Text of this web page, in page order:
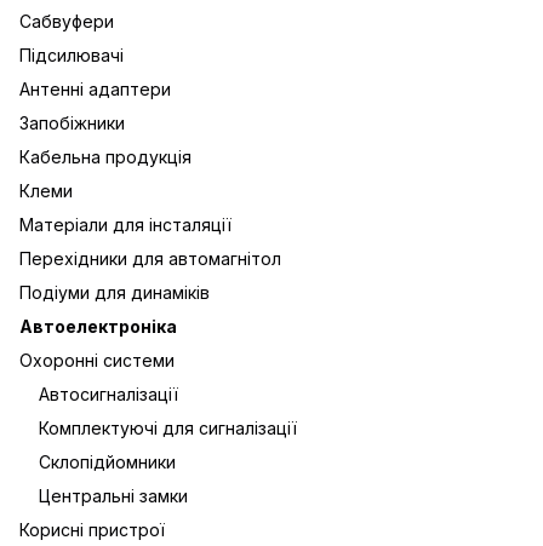
Сабвуфери
Підсилювачі
Антенні адаптери
Запобіжники
Кабельна продукція
Клеми
Матеріали для інсталяції
Перехідники для автомагнітол
Подіуми для динаміків
Автоелектроніка
Охоронні системи
Автосигналізації
Комплектуючі для сигналізації
Склопідйомники
Центральні замки
Корисні пристрої